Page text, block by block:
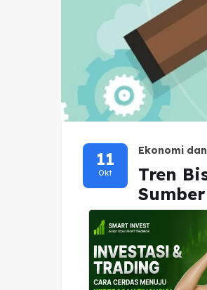
11
Okt
Ekonomi
Tren